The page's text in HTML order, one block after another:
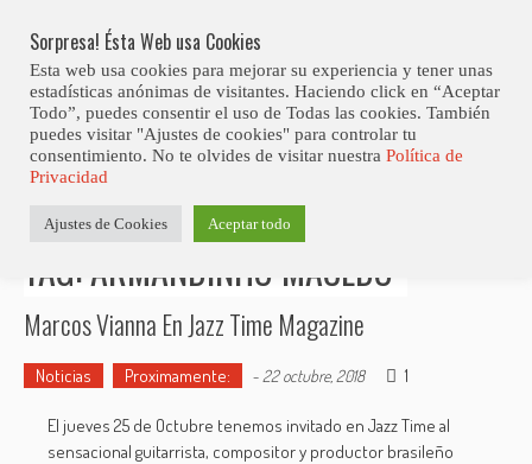
content
Estás aquí
Posts tagged "Armandinho Macedo"
TAG: ARMANDINHO MACEDO
Marcos Vianna En Jazz Time Magazine
Noticias Proximamente: - 22 octubre, 2018 1
El jueves 25 de Octubre tenemos invitado en Jazz Time al
sensacional guitarrista, compositor y productor brasileño
Sorpresa! Ésta Web usa Cookies
Esta web usa cookies para mejorar su experiencia y tener unas
estadísticas anónimas de visitantes. Haciendo click en “Aceptar
Todo”, puedes consentir el uso de Todas las cookies. También
puedes visitar "Ajustes de cookies" para controlar tu
consentimiento. No te olvides de visitar nuestra Política de
Privacidad
Ajustes de Cookies Aceptar todo